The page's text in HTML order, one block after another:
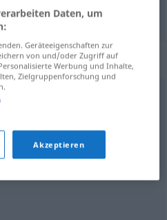
"Maßstab"
(ugs., schweiz.)
Daten, um
Geräteeigenschaften zur
von und/oder Zugriff auf
Werbung und Inhalte,
Zielgruppenforschung und
Akzeptieren